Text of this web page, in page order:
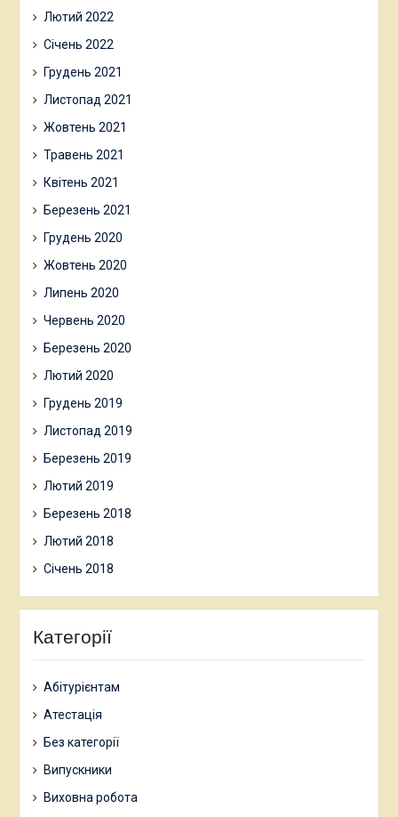
Лютий 2022
Січень 2022
Грудень 2021
Листопад 2021
Жовтень 2021
Травень 2021
Квітень 2021
Березень 2021
Грудень 2020
Жовтень 2020
Липень 2020
Червень 2020
Березень 2020
Лютий 2020
Грудень 2019
Листопад 2019
Березень 2019
Лютий 2019
Березень 2018
Лютий 2018
Січень 2018
Категорії
Абітурієнтам
Атестація
Без категорії
Випускники
Виховна робота